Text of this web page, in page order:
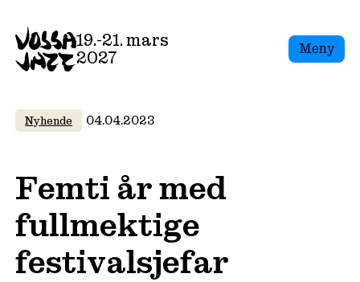
to
content
19.-21. mars
2027
Meny
Nyhende 04.04.2023
Femti år med
fullmektige
festivalsjefar